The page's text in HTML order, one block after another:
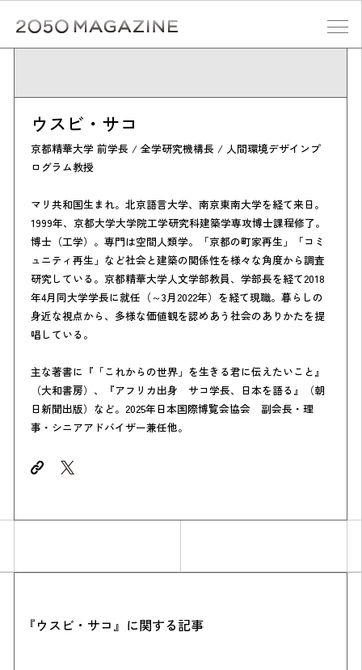
content
ウスビ・サコ
京都精華大学 前学長 / 全学研究機構長 / 人間環境デザインプ
ログラム教授
マリ共和国生まれ。北京語言大学、南京東南大学を経て来日。
1999年、京都大学大学院工学研究科建築学専攻博士課程修了。
博士（工学）。専門は空間人類学。「京都の町家再生」「コミ
ュニティ再生」など社会と建築の関係性を様々な角度から調査
研究している。京都精華大学人文学部教員、学部長を経て2018
年4月同大学学長に就任（～3月2022年）を経て現職。暮らしの
身近な視点から、多様な価値観を認めあう社会のありかたを提
唱している。
主な著書に『「これからの世界」を生きる君に伝えたいこと』
（大和書房）、『アフリカ出身 サコ学長、日本を語る』（朝
日新聞出版）など。2025年日本国際博覧会協会 副会長・理
事・シニアアドバイザー兼任他。
『ウスビ・サコ』に関する記事